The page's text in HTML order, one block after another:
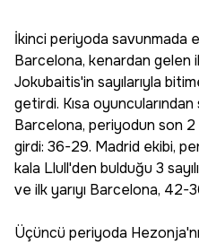
İkinci periyoda savunmada
Barcelona, kenardan gelen
Jokubaitis'in sayılarıyla
getirdi. Kısa
Barcelona, periyodun son 2
girdi: 36-29. Madrid ekibi,
kala Llull'den bulduğu 3
ve ilk yarıyı Barcelona, 42-
Üçüncü periyoda